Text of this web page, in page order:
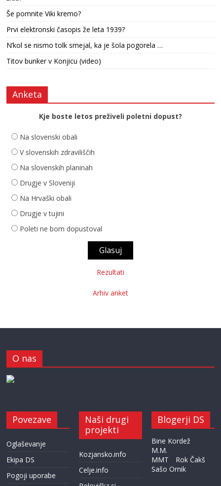
Še pomnite Viki kremo?
Prvi elektronski časopis že leta 1939?
N’kol se nismo tolk smejal, ka je šola pogorela …
Titov bunker v Konjicu (video)
Anketa
Kje boste letos preživeli poletni dopust?
Na slovenski obali
V slovenskih zdraviliščih
Na slovenskih planinah
Drugje v Sloveniji
Na Hrvaški obali
Drugje v tujini
Poleti ne bom dopustoval
Rezultati
Arhiv anket
O nas
Povezave
Oglaševanje
Ekipa DS
Pogoji uporabe
Naši drugi
projekti
Kozjansko.info
Celje.info
Blogerji DS
Bine Kordež
M.M.
MMT
Rok Čakš
Sašo Ornik